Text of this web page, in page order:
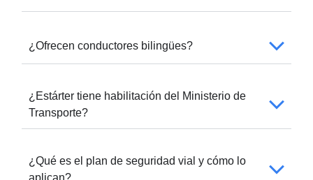
¿Ofrecen conductores bilingües?
¿Estárter tiene habilitación del Ministerio de
Transporte?
¿Qué es el plan de seguridad vial y cómo lo
aplican?